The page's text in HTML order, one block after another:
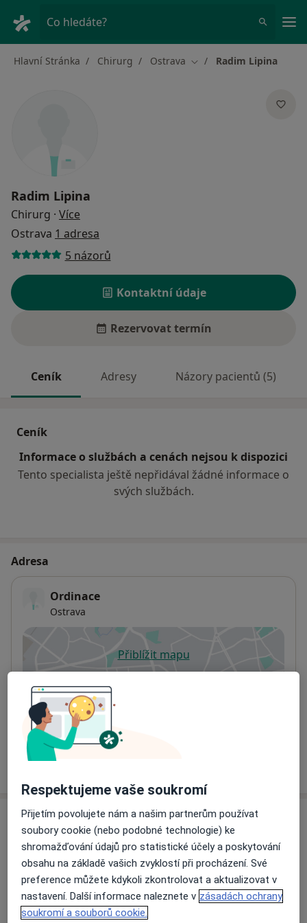
Co hledáte?
Hlavní Stránka Chirurg Ostrava Změna města
Radim Lipina
Radim Lipina
Chirurg · Více
Ostrava 1 adresa
5 názorů
Kontaktní údaje
Rezervovat termín
Ceník Adresy Názory pacientů (5)
Ceník
Informace o službách a cenách nejsou k dispozici
Tento specialista ještě nepřidával žádné informace o
svých službách.
Adresa
Ordinace
Ostrava
Přiblížit mapuse otevře v nové záložce
Dostupnost
Na této adrese online kalendář není aktivní
Co mám v takové situaci udělat?
Názory
Přidejte svůj názor
5 názorů
Respektujeme vaše soukromí
Přijetím povolujete nám a našim partnerům používat
soubory cookie (nebo podobné technologie) ke
shromažďování údajů pro statistické účely a poskytování
obsahu na základě vašich zvyklostí při procházení. Své
preference můžete kdykoli zkontrolovat a aktualizovat v
nastavení. Další informace naleznete v zásadách ochrany
soukromí a souborů cookie.